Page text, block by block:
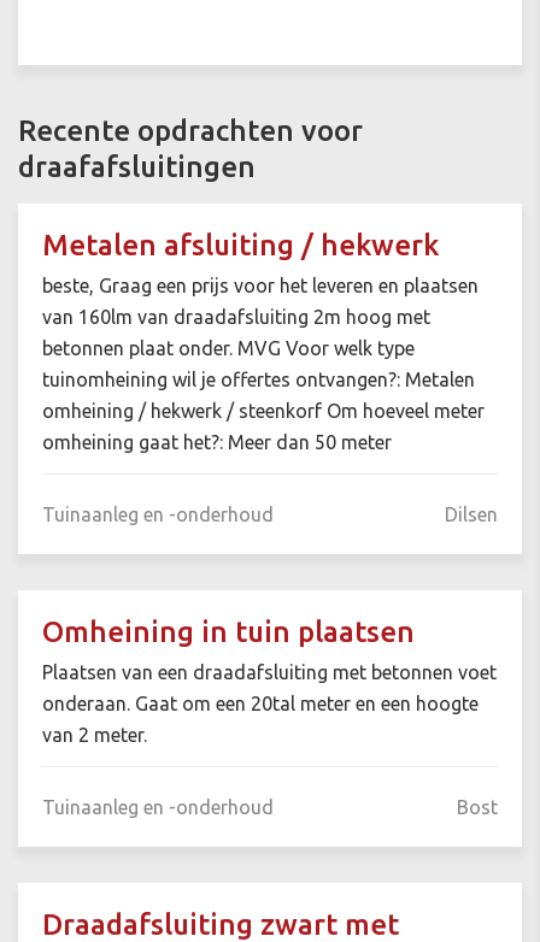
Recente opdrachten voor
draafafsluitingen
Metalen afsluiting / hekwerk
beste, Graag een prijs voor het leveren en plaatsen
van 160lm van draadafsluiting 2m hoog met
betonnen plaat onder. MVG Voor welk type
tuinomheining wil je offertes ontvangen?: Metalen
omheining / hekwerk / steenkorf Om hoeveel meter
omheining gaat het?: Meer dan 50 meter
Tuinaanleg en -onderhoud Dilsen
Omheining in tuin plaatsen
Plaatsen van een draadafsluiting met betonnen voet
onderaan. Gaat om een 20tal meter en een hoogte
van 2 meter.
Tuinaanleg en -onderhoud Bost
Draadafsluiting zwart met